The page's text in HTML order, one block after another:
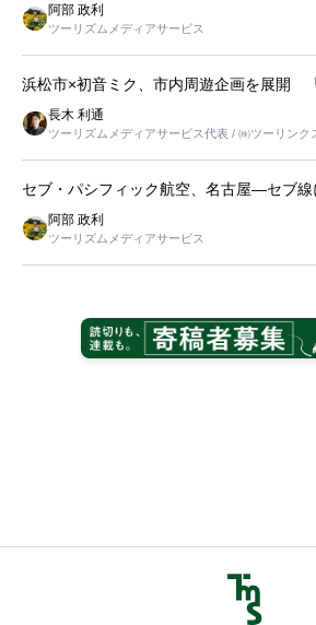
阿部 政利
ツーリズムメディアサービス
浜松市×初音ミク、市内周遊企画を展開
長木 利通
ツーリズムメディアサービス代表 / ㈱ツーリンク
セブ・パシフィック航空、名古屋―セブ線
阿部 政利
ツーリズムメディアサービス